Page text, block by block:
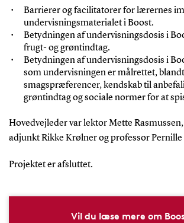
Barrierer og facilitatorer for lærernes
undervisningsmaterialet i Boost.
Betydningen af undervisningsdosis i
frugt- og grøntindtag.
Betydningen af undervisningsdosis i
som undervisningen er målrettet,
smagspræferencer, kendskab til
grøntindtag og sociale normer for at
Hovedvejleder var lektor Mette
adjunkt Rikke Krølner og professor Pernille
Projektet er afsluttet.
Vil du læse mere om